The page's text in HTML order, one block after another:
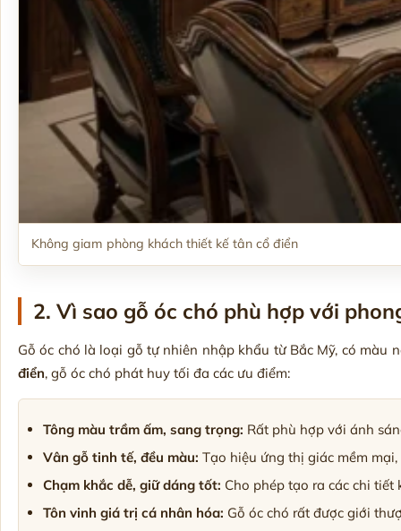
Không giam phòng khách thiết kế tân cổ điển
2. Vì sao gỗ óc chó phù hợp với
Gỗ óc chó là loại gỗ tự nhiên nhập khẩu từ Bắc Mỹ, có
điển, gỗ óc chó phát huy tối đa các ưu điểm:
Tông màu trầm ấm, sang trọng: Rất phù hợp với ánh
Vân gỗ tinh tế, đều màu: Tạo hiệu ứng thị giác mềm
Chạm khắc dễ, giữ dáng tốt: Cho phép tạo ra các chi
Tôn vinh giá trị cá nhân hóa: Gỗ óc chó rất được giới